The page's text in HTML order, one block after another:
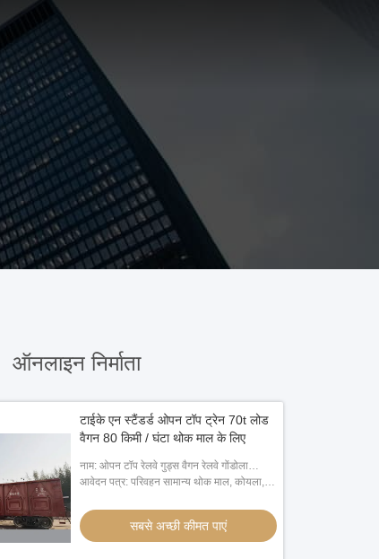
ऑनलाइन निर्माता
टाईके एन स्टैंडर्ड ओपन टॉप ट्रेन 70t लोड
वैगन 80 किमी / घंटा थोक माल के लिए
नाम: ओपन टॉप रेलवे गुड्स वैगन रेलवे गोंडोला
60/70/80 टन लोड
आवेदन पत्र: परिवहन सामान्य थोक माल, कोयला,
सबसे अच्छी कीमत पाएं